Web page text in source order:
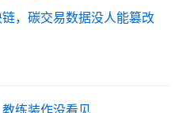
，碳交易数据没人能篡改
练装作没看见